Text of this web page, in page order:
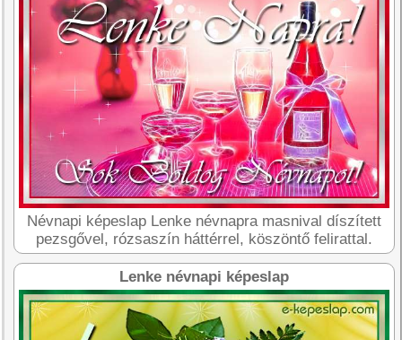
Névnapi képeslap Lenke névnapra masnival díszített
pezsgővel, rózsaszín háttérrel, köszöntő felirattal.
Lenke névnapi képeslap